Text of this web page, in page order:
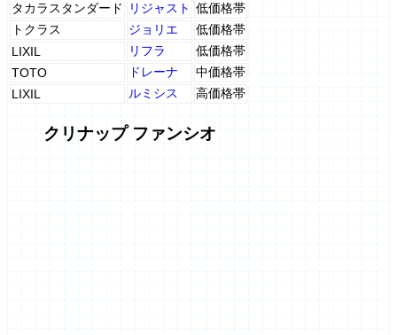
タカラスタンダード
リジャスト 低価格帯
トクラス
ジョリエ
低価格帯
LIXIL
リフラ
低価格帯
TOTO
ドレーナ
中価格帯
LIXIL
ルミシス 高価格帯
クリナップ ファンシオ